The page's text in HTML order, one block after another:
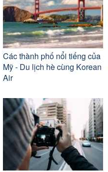
Các thành phố nổi tiếng của
Mỹ - Du lịch hè cùng Korean
Air